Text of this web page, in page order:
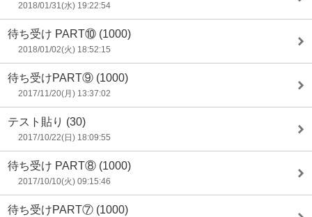
2018/01/31(水) 19:22:54
待ち受け PART⑩ (1000)
2018/01/02(火) 18:52:15
待ち受けPART⑨ (1000)
2017/11/20(月) 13:37:02
テスト貼り (30)
2017/10/22(日) 18:09:55
待ち受け PART⑧ (1000)
2017/10/10(火) 09:15:46
待ち受けPART⑦ (1000)